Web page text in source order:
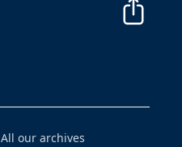
All our archives